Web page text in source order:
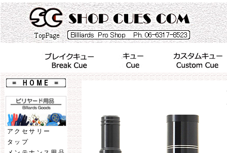
アクセサリー
タップ